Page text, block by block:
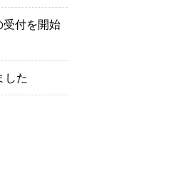
受付を開始
した